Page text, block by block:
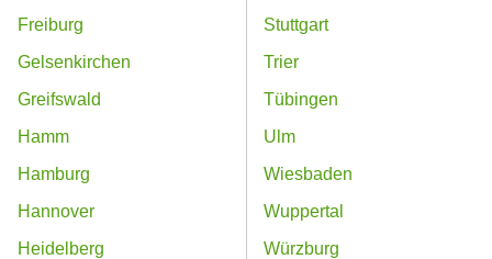
Freiburg
Gelsenkirchen
Greifswald
Hamm
Hamburg
Hannover
Heidelberg
Stuttgart
Trier
Tübingen
Ulm
Wiesbaden
Wuppertal
Würzburg